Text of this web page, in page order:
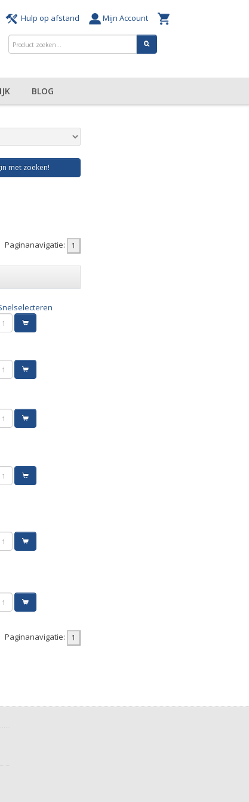
Hulp op afstand Mijn Account
BLOG
met zoeken!
Paginanavigatie:
Paginanavigatie: